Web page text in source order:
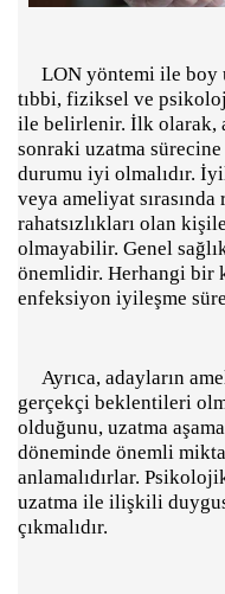
LON yöntemi ile boy
tıbbi, fiziksel ve
ile belirlenir. İlk olarak,
sonraki uzatma
durumu iyi olmalıdır.
veya ameliyat
rahatsızlıkları olan
olmayabilir. Genel
önemlidir. Herhangi bir
enfeksiyon iyileşme
Ayrıca, adayların
gerçekçi beklentileri
olduğunu, uzatma
döneminde önemli
anlamalıdırlar.
uzatma ile ilişkili
çıkmalıdır.